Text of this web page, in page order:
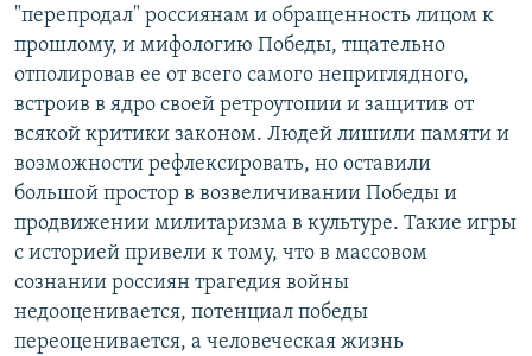
"перепродал" россиянам и обращенность лицом к
прошлому, и мифологию Победы, тщательно
отполировав ее от всего самого неприглядного,
встроив в ядро своей ретроутопии и защитив от
всякой критики законом. Людей лишили памяти и
возможности рефлексировать, но оставили
большой простор в возвеличивании Победы и
продвижении милитаризма в культуре. Такие игры
с историей привели к тому, что в массовом
сознании россиян трагедия войны
недооценивается, потенциал победы
переоценивается, а человеческая жизнь